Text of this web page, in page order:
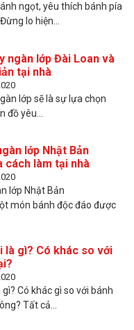
ngọt, yêu thích bánh pía
lo hiện...
ngàn lớp Đài Loan và
tại nhà
lớp sẽ là sự lựa chọn
đồ yêu...
lớp Nhật Bản
cách làm tại nhà
lớp Nhật Bản
món bánh độc đáo được
là gì? Có khác so với
Có khác gì so với bánh
Tất cả...